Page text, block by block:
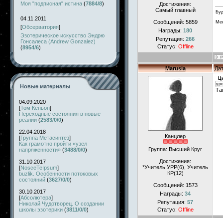
Моя "подписная" истина (7884/8)
04.11.2011
[Обсерватория]
Эзотерическое искусство Эндрю
Гонсалеса (Andrew Gonzalez)
(8954/6)
Новые материалы
04.09.2020
[Том Кеньон]
Переходные состояния в новые
реалии (2583/0/0)
22.04.2018
[Группа Метасинтез]
Как грамотно пройти «узел
напряженности» (3488/0/0)
31.10.2017
[NosceTeIpsum]
buzlik. Особенности потоковых
состояний (3627/0/0)
30.10.2017
[Абсолютера]
Николай Чудотворец. О создании
школы эзотерики (3811/0/0)
Достижения:
Самый главный
Сообщений: 5859
Награды: 180
Репутация: 266
Статус: Offline
Marusia
Канцлер
Группа: Высший Круг
Достижения:
*Учитель УРР(6), Учитель
КР(12)
Сообщений: 1573
Награды: 34
Репутация: 57
Статус: Offline